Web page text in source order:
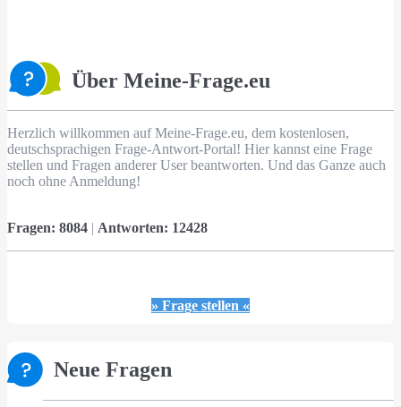
Über Meine-Frage.eu
Herzlich willkommen auf Meine-Frage.eu, dem kostenlosen,
deutschsprachigen Frage-Antwort-Portal! Hier kannst eine Frage
stellen und Fragen anderer User beantworten. Und das Ganze auch
noch ohne Anmeldung!
Fragen: 8084 | Antworten: 12428
» Frage stellen «
Neue Fragen